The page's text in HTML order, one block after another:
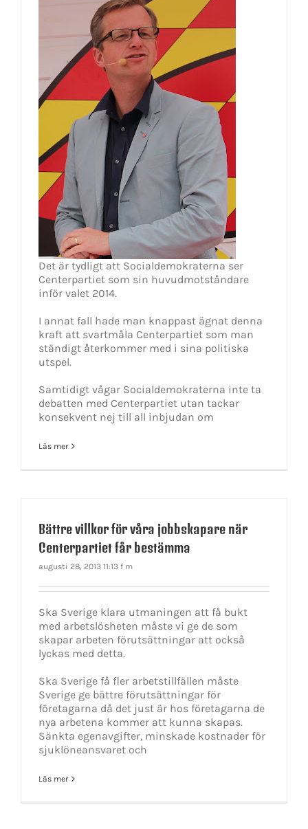
Det är tydligt att Socialdemokraterna ser
Centerpartiet som sin huvudmotståndare
inför valet 2014.
I annat fall hade man knappast ägnat denna
kraft att svartmåla Centerpartiet som man
ständigt återkommer med i sina politiska
utspel.
Samtidigt vågar Socialdemokraterna inte ta
debatten med Centerpartiet utan tackar
konsekvent nej till all inbjudan om
Läs mer
Bättre villkor för våra jobbskapare när
Centerpartiet får bestämma
augusti 28, 2013 11:13 f m
Ska Sverige klara utmaningen att få bukt
med arbetslösheten måste vi ge de som
skapar arbeten förutsättningar att också
lyckas med detta.
Ska Sverige få fler arbetstillfällen måste
Sverige ge bättre förutsättningar för
företagarna då det just är hos företagarna de
nya arbetena kommer att kunna skapas.
Sänkta egenavgifter, minskade kostnader för
sjuklöneansvaret och
Läs mer